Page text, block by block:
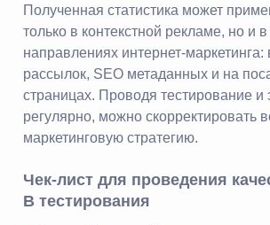
Полученная статистика может
только в контекстной рекламе, но и в
направлениях интернет-маркетинга:
рассылок, SEO метаданных и на
страницах. Проводя тестирование и
регулярно, можно скорректировать
маркетинговую стратегию.
Чек-лист для проведения
В тестирования